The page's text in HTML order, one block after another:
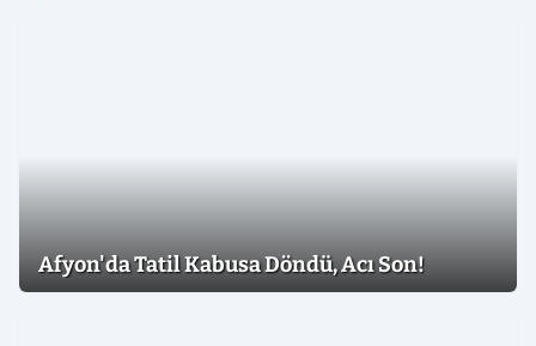
Afyon'da Tatil Kabusa Döndü, Acı Son!